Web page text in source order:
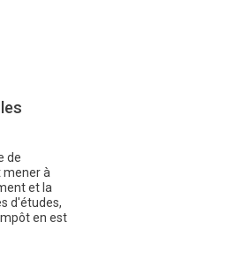
de
mener à
et la
d'études,
en est